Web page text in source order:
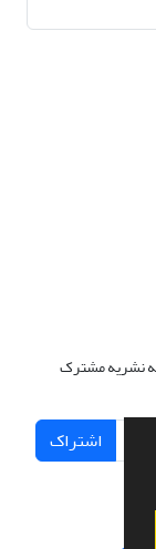
نشریه مشترک
اشتراک